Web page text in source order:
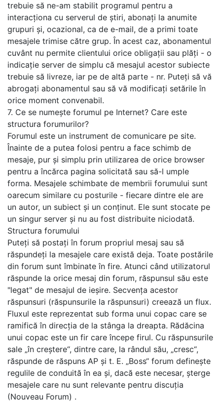
trebuie să ne-am stabilit programul pentru a
interacționa cu serverul de știri, abonați la anumite
grupuri și, ocazional, ca de e-mail, de a primi toate
mesajele trimise către grup. În acest caz, abonamentul
cuvânt nu permite clientului orice obligații sau plăți - o
indicație server de simplu că mesajul acestor subiecte
trebuie să livreze, iar pe de altă parte - nr. Puteți să vă
abrogați abonamentul sau să vă modificați setările în
orice moment convenabil.
7. Ce se numește forumul pe Internet? Care este
structura forumurilor?
Forumul este un instrument de comunicare pe site.
Înainte de a putea folosi pentru a face schimb de
mesaje, pur și simplu prin utilizarea de orice browser
pentru a încărca pagina solicitată sau să-l umple
forma. Mesajele schimbate de membrii forumului sunt
oarecum similare cu posturile - fiecare dintre ele are
un autor, un subiect și un conținut. Ele sunt stocate pe
un singur server și nu au fost distribuite niciodată.
Structura forumului
Puteți să postați în forum propriul mesaj sau să
răspundeți la mesajele care există deja. Toate postările
din forum sunt îmbinate în fire. Atunci când utilizatorul
răspunde la orice mesaj din forum, răspunsul său este
"legat" de mesajul de ieșire. Secvența acestor
răspunsuri (răspunsurile la răspunsuri) creează un flux.
Fluxul este reprezentat sub forma unui copac care se
ramifică în direcția de la stânga la dreapta. Rădăcina
unui copac este un fir care începe firul. Cu răspunsurile
sale „în creștere“, dintre care, la rândul său, „cresc“,
răspunde de răspuns AP și t. E. „Boss“ forum definește
regulile de conduită în ea și, dacă este necesar, șterge
mesajele care nu sunt relevante pentru discuția
(Nouveau Forum) .